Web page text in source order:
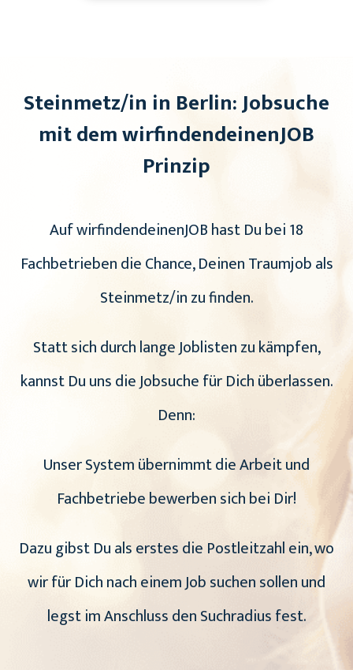
Steinmetz/in in Berlin: Jobsuche
mit dem wirfindendeinenJOB
Prinzip
Auf wirfindendeinenJOB hast Du bei 18
Fachbetrieben die Chance, Deinen Traumjob als
Steinmetz/in zu finden.
Statt sich durch lange Joblisten zu kämpfen,
kannst Du uns die Jobsuche für Dich überlassen.
Denn:
Unser System übernimmt die Arbeit und
Fachbetriebe bewerben sich bei Dir!
Dazu gibst Du als erstes die Postleitzahl ein, wo
wir für Dich nach einem Job suchen sollen und
legst im Anschluss den Suchradius fest.